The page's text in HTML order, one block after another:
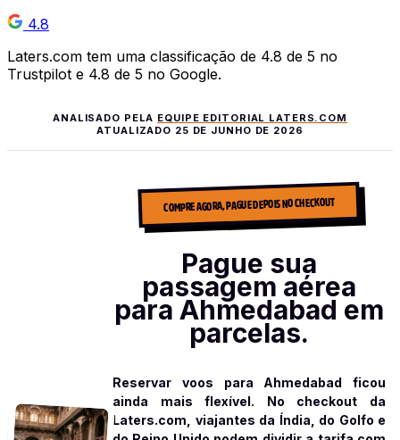
4.8
Laters.com tem uma classificação de 4.8 de 5 no
Trustpilot e 4.8 de 5 no Google.
ANALISADO PELA EQUIPE EDITORIAL LATERS.COM
ATUALIZADO 25 DE JUNHO DE 2026
COMPRE AGORA, PAGUE DEPOIS NO CHECKOUT
Pague sua
passagem aérea
para Ahmedabad em
parcelas.
Reservar voos para Ahmedabad ficou
ainda mais flexível. No checkout da
Laters.com, viajantes da Índia, do Golfo e